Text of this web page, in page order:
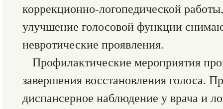
коррекционно-логопедической
улучшение голосовой функции
невротические проявления.
Профилактические мероприятия
завершения восстановления голоса.
диспансерное наблюдение у врача и